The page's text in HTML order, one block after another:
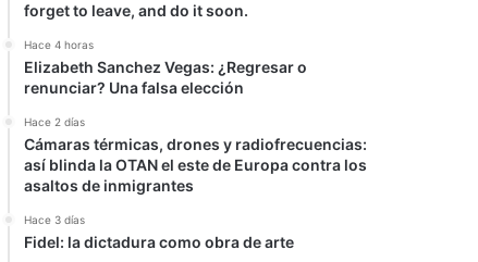
forget to leave, and do it soon.
Hace 4 horas
Elizabeth Sanchez Vegas: ¿Regresar o
renunciar? Una falsa elección
Hace 2 días
Cámaras térmicas, drones y radiofrecuencias:
así blinda la OTAN el este de Europa contra los
asaltos de inmigrantes
Hace 3 días
Fidel: la dictadura como obra de arte